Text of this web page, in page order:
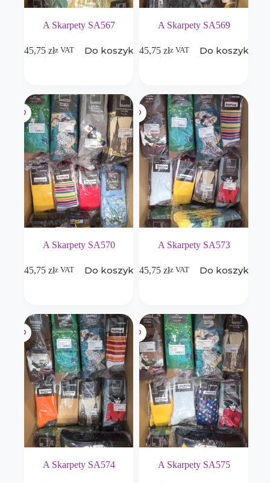
A Skarpety SA567
645,75złz VAT Do koszyka
A Skarpety SA569
645,75złz VAT Do koszyka
A Skarpety SA570
645,75złz VAT Do koszyka
A Skarpety SA573
645,75złz VAT Do koszyka
A Skarpety SA574 A Skarpety SA575